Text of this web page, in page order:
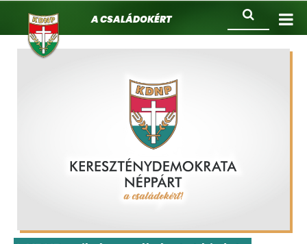
tartalomra
KDNPA családokért.